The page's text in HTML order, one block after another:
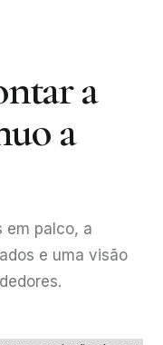
a
a
em palco, a
e uma visão